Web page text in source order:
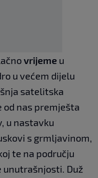
vrijeme u
u većem dijelu
satelitska
od nas premješta
u nastavku
s grmljavinom,
te na području
unutrašnjosti. Duž